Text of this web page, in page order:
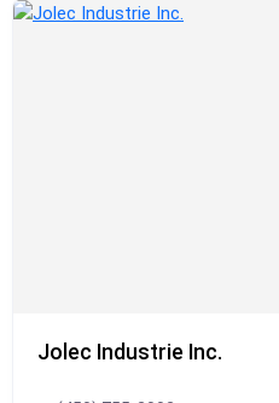
Jolec Industrie Inc.